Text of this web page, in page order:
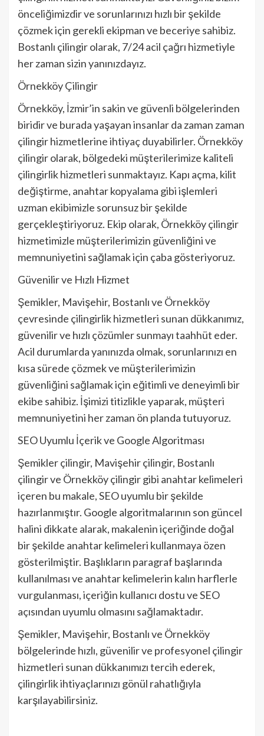
önceliğimizdir ve sorunlarınızı hızlı bir şekilde
çözmek için gerekli ekipman ve beceriye sahibiz.
Bostanlı çilingir olarak, 7/24 acil çağrı hizmetiyle
her zaman sizin yanınızdayız.
Örnekköy Çilingir
Örnekköy, İzmir’in sakin ve güvenli bölgelerinden
biridir ve burada yaşayan insanlar da zaman zaman
çilingir hizmetlerine ihtiyaç duyabilirler. Örnekköy
çilingir olarak, bölgedeki müşterilerimize kaliteli
çilingirlik hizmetleri sunmaktayız. Kapı açma, kilit
değiştirme, anahtar kopyalama gibi işlemleri
uzman ekibimizle sorunsuz bir şekilde
gerçekleştiriyoruz. Ekip olarak, Örnekköy çilingir
hizmetimizle müşterilerimizin güvenliğini ve
memnuniyetini sağlamak için çaba gösteriyoruz.
Güvenilir ve Hızlı Hizmet
Şemikler, Mavişehir, Bostanlı ve Örnekköy
çevresinde çilingirlik hizmetleri sunan dükkanımız,
güvenilir ve hızlı çözümler sunmayı taahhüt eder.
Acil durumlarda yanınızda olmak, sorunlarınızı en
kısa sürede çözmek ve müşterilerimizin
güvenliğini sağlamak için eğitimli ve deneyimli bir
ekibe sahibiz. İşimizi titizlikle yaparak, müşteri
memnuniyetini her zaman ön planda tutuyoruz.
SEO Uyumlu İçerik ve Google Algoritması
Şemikler çilingir, Mavişehir çilingir, Bostanlı
çilingir ve Örnekköy çilingir gibi anahtar kelimeleri
içeren bu makale, SEO uyumlu bir şekilde
hazırlanmıştır. Google algoritmalarının son güncel
halini dikkate alarak, makalenin içeriğinde doğal
bir şekilde anahtar kelimeleri kullanmaya özen
gösterilmiştir. Başlıkların paragraf başlarında
kullanılması ve anahtar kelimelerin kalın harflerle
vurgulanması, içeriğin kullanıcı dostu ve SEO
açısından uyumlu olmasını sağlamaktadır.
Şemikler, Mavişehir, Bostanlı ve Örnekköy
bölgelerinde hızlı, güvenilir ve profesyonel çilingir
hizmetleri sunan dükkanımızı tercih ederek,
çilingirlik ihtiyaçlarınızı gönül rahatlığıyla
karşılayabilirsiniz.